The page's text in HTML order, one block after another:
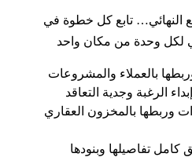
النهائي… تابع كل خطوة في
لكل وحدة من مكان واحد
وربطها بالعملاء والمشروعات
الرغبة وجدية التعاقد
وربطها بالمخزون العقاري
كامل تفاصيلها وبنودها